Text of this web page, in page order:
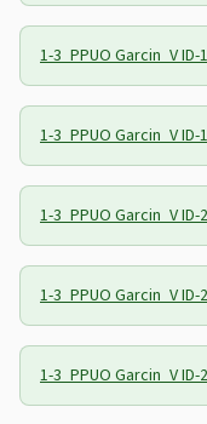
1-3_PPUO Garcin_V
1-3_PPUO Garcin_V
1-3_PPUO Garcin_V
1-3_PPUO Garcin_V
1-3_PPUO Garcin_V